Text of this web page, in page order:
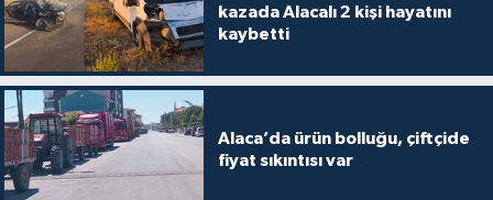
kazada Alacalı 2 kişi hayatını
kaybetti
Alaca’da ürün bolluğu, çiftçide
fiyat sıkıntısı var